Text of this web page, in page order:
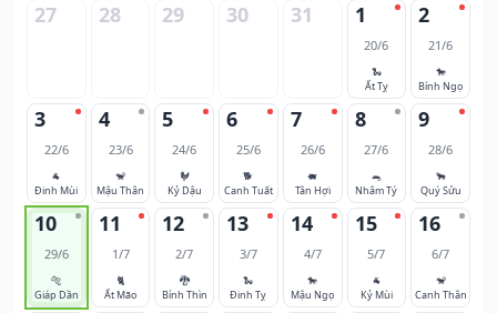
27 28 29 30 31 1
20/6
🐍
Ất Tỵ
2
21/6
🐎
Bính Ngọ
3
22/6
🐐
Đinh Mùi
4
23/6
🐒
Mậu Thân
5
24/6
🐓
Kỷ Dậu
6
25/6
🐕
Canh Tuất
7
26/6
🐖
Tân Hợi
8
27/6
🐀
Nhâm Tý
9
28/6
🐂
Quý Sửu
10
29/6
🐅
Giáp Dần
11
1/7
🐈
Ất Mão
12
2/7
🐉
Bính Thìn
13
3/7
🐍
Đinh Tỵ
14
4/7
🐎
Mậu Ngọ
15
5/7
🐐
Kỷ Mùi
16
6/7
🐒
Canh Thân